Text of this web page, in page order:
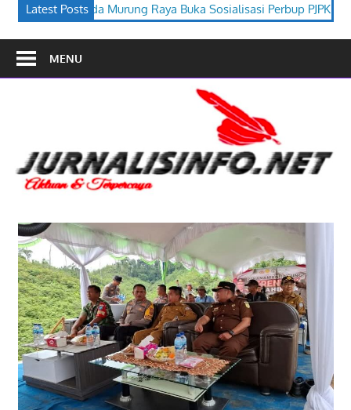
Latest Posts
Raya Buka Sosialisasi Perbup PJPK 2026–2030 Festival
MENU